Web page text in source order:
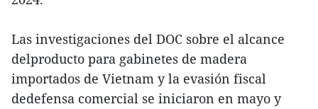
Las investigaciones del DOC sobre el alcance
delproducto para gabinetes de madera
importados de Vietnam y la evasión fiscal
dedefensa comercial se iniciaron en mayo y